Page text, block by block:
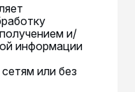
и/
информации
или без